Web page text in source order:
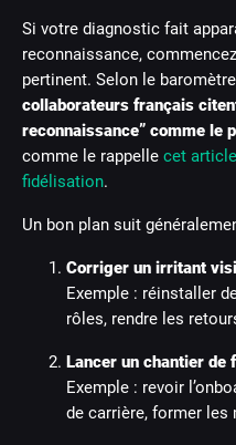
Si votre diagnostic fait
reconnaissance,
pertinent. Selon le
collaborateurs français
reconnaissance” comme le
comme le rappelle cet
fidélisation.
Un bon plan suit
Corriger un irritant
Exemple : réinstaller
rôles, rendre les
Lancer un chantier de
Exemple : revoir
de carrière, former les